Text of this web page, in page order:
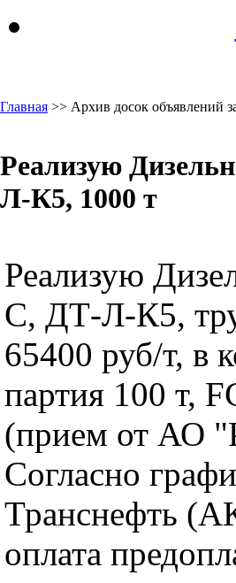
Главная >> Архив досок объявлений
Реализую
Л-К5, 1000 т
Реализую
С, ДТ-Л-К5,
65400 руб/т, в
партия 100 т,
(прием от АО
Согласно
Транснефть
оплата